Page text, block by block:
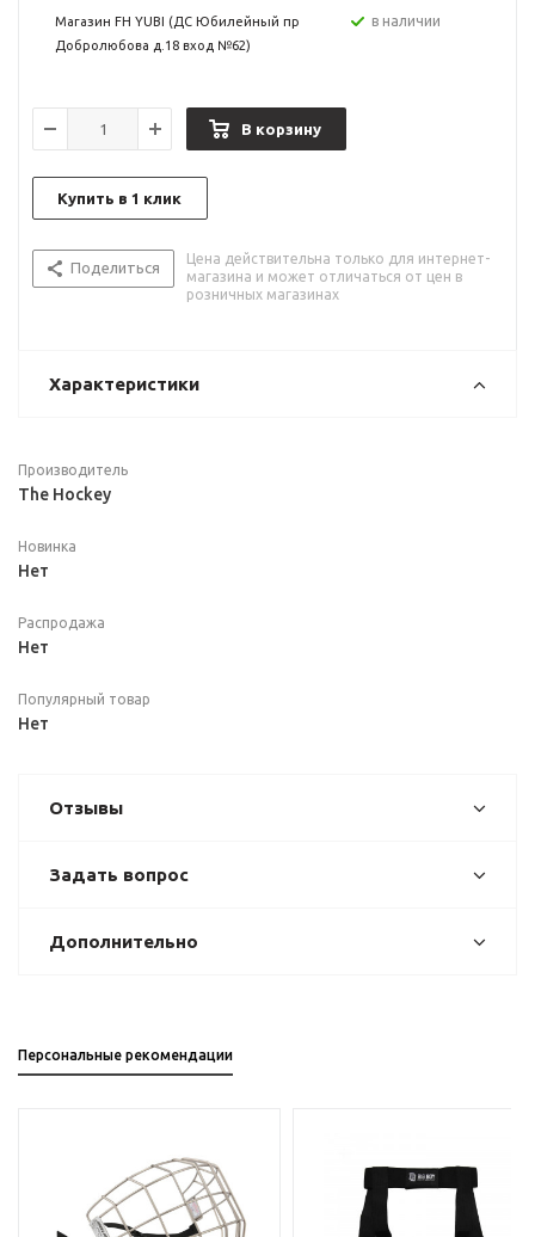
Магазин FH YUBI (ДС Юбилейный пр
Добролюбова д.18 вход №62)
в наличии
В корзину
Купить в 1 клик
Поделиться
Цена действительна только для интернет-
магазина и может отличаться от цен в
розничных магазинах
Характеристики
Производитель
The Hockey
Новинка
Нет
Распродажа
Нет
Популярный товар
Нет
Отзывы
Задать вопрос
Дополнительно
Персональные рекомендации